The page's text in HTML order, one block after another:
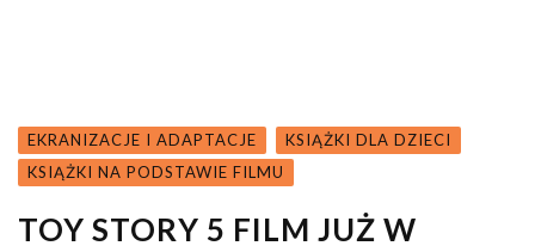
EKRANIZACJE I ADAPTACJE
KSIĄŻKI DLA DZIECI
KSIĄŻKI NA PODSTAWIE FILMU
TOY STORY 5 FILM JUŻ W